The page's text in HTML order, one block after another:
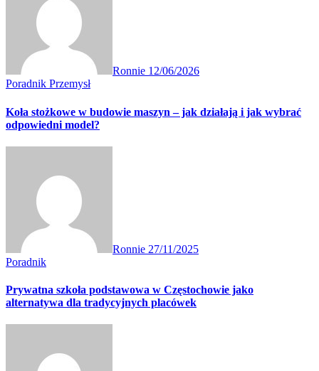
Ronnie 12/06/2026
Poradnik Przemysł
Koła stożkowe w budowie maszyn – jak działają i jak wybrać
odpowiedni model?
Ronnie 27/11/2025
Poradnik
Prywatna szkoła podstawowa w Częstochowie jako
alternatywa dla tradycyjnych placówek